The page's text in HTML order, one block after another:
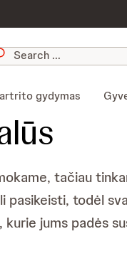
gydymas
tačiau
pasikeisti, todėl
jums padės